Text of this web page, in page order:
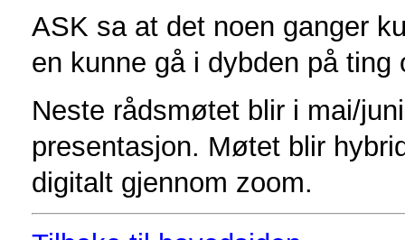
ASK sa at det noen ganger
en kunne gå i dybden på
Neste rådsmøtet blir i mai/
presentasjon. Møtet blir
digitalt gjennom zoom.